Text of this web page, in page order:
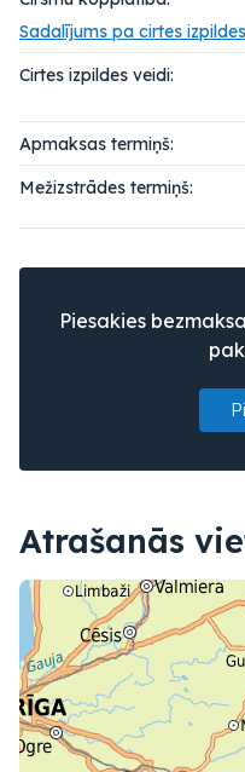
Sadalījums pa cirtes
Cirtes izpildes veidi:
Apmaksas termiņš:
Mežizstrādes termiņš:
Piesakies
Atrašanās